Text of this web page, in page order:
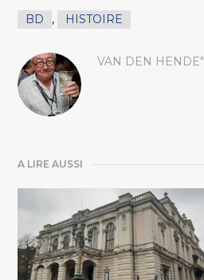
BD , HISTOIRE
VAN DEN HENDE"
A LIRE AUSSI